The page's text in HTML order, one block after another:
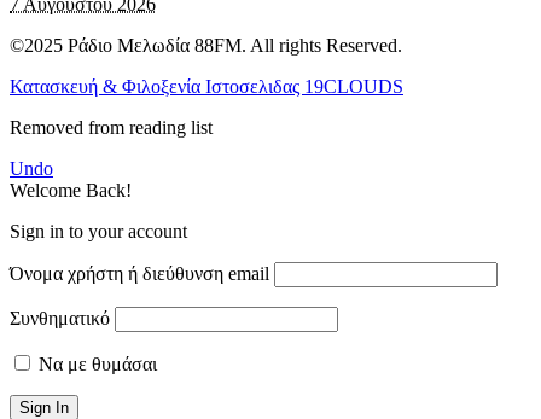
7 Αυγούστου 2026
©2025 Ράδιο Μελωδία 88FM. All rights Reserved.
Κατασκευή & Φιλοξενία Ιστοσελιδας 19CLOUDS
Removed from reading list
Undo
Welcome Back!
Sign in to your account
Όνομα χρήστη ή διεύθυνση email
Συνθηματικό
Να με θυμάσαι